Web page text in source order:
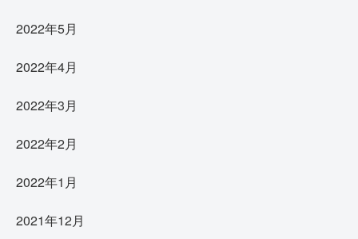
2022年5月
2022年4月
2022年3月
2022年2月
2022年1月
2021年12月